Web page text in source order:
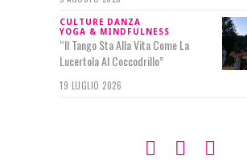
CULTURE DANZA
YOGA & MINDFULNESS
“Il Tango Sta Alla Vita Come La
Lucertola Al Coccodrillo”
19 LUGLIO 2026